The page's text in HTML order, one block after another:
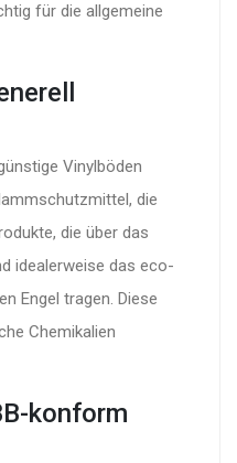
für die allgemeine
Vinylböden
die
die über das
idealerweise das eco-
Engel tragen. Diese
Chemikalien
konform